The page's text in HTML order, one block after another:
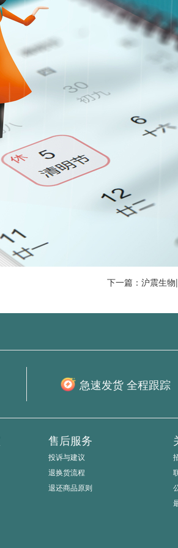
下一篇：沪震生
急速发货 全程跟踪
售后服务
投诉与建议
退换货流程
退还商品原则